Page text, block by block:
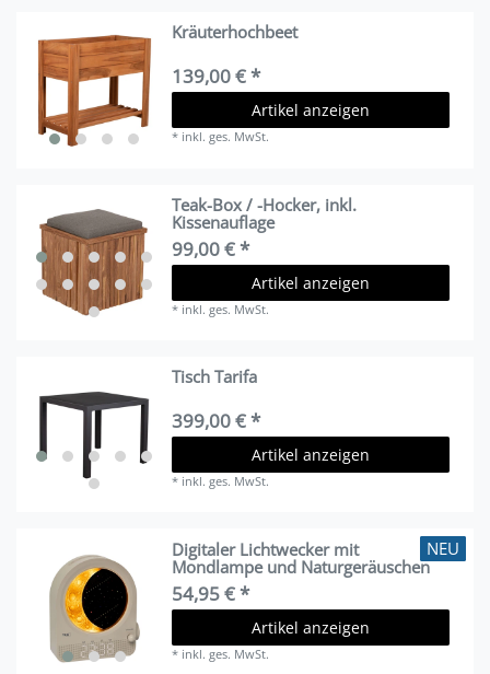
Kräuterhochbeet
139,00 € *
Artikel anzeigen
* inkl. ges. MwSt.
Teak-Box / -Hocker, inkl.
Kissenauflage
99,00 € *
Artikel anzeigen
* inkl. ges. MwSt.
Tisch Tarifa
399,00 € *
Artikel anzeigen
* inkl. ges. MwSt.
NEU
Digitaler Lichtwecker mit
Mondlampe und Naturgeräuschen
54,95 € *
Artikel anzeigen
* inkl. ges. MwSt.